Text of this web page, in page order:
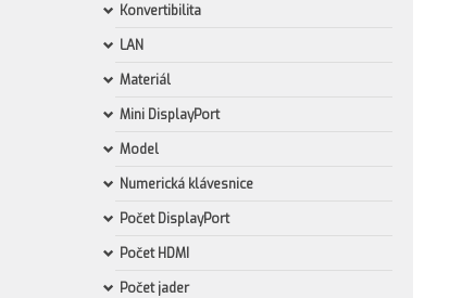
Konvertibilita
LAN
Materiál
Mini DisplayPort
Model
Numerická klávesnice
Počet DisplayPort
Počet HDMI
Počet jader